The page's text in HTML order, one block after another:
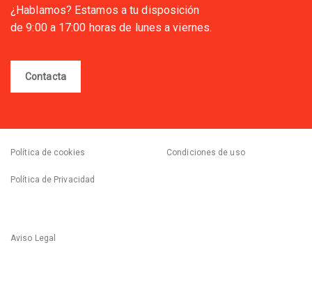
¿Hablamos? Estamos a tu disposición
de 9:00 a 17:00 horas de lunes a viernes.
Contacta
Política de cookies Condiciones de uso
Política de Privacidad
Aviso Legal